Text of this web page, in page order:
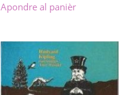
Apondre al panièr